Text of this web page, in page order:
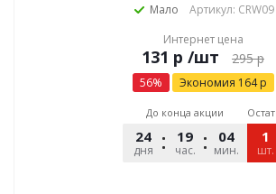
Мало
Артикул: CRW09
Интернет цена
р /шт 295р
56% Экономия 164р
До конца акции
24
дня
19
час.
04
мин.
49
сек.
1
шт.